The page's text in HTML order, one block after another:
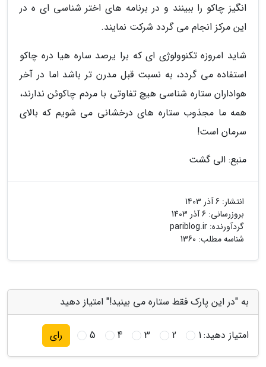
انگیز چاکو را ببینند و در برنامه های اختر شناسی ای ه در
این مرکز انجام می گردد شرکت نمایند.
شاید امروزه تکنوولوژی ای که برا یرصد ساره هیا دره چاکو
استفاده می گردد، به نسبت قبل مدرن تر باشد اما در آخر
هواداران ستاره شناسی هیچ تفاوتی با مردم چاکوئن ندارند،
همه ما مجذوب ستاره های درخشانی می شویم که بالای
سرمان است!
منبع: الی گشت
انتشار: 6 آذر 1403
بروزرسانی: 6 آذر 1403
گردآورنده: pariblog.ir
شناسه مطلب: 1360
به "در این پارک فقط ستاره می بینید!" امتیاز دهید
امتیاز دهید:1
2
3
4
5 رای